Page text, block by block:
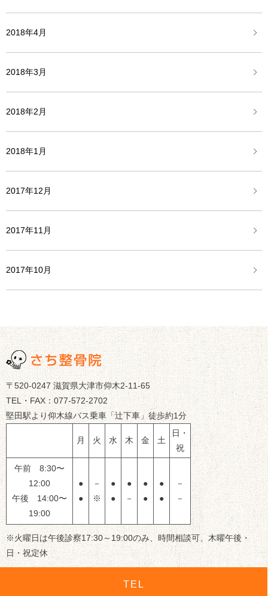
2018年4月
2018年3月
2018年2月
2018年1月
2017年12月
2017年11月
2017年10月
〒520-0247 滋賀県大津市仰木2-11-65
TEL・FAX：077-572-2702
堅田駅より仰木線バス乗車「辻下車」徒歩約1分
月 火 水 木 金 土
日・
祝
午前 8:30〜
12:00
午後 14:00〜
19:00
●
●
－
※
●
●
●
－
●
●
●
●
－
－
※火曜日は午後診察17:30～19:00のみ、時間相談可、木曜午後・
日・祝定休
TEL